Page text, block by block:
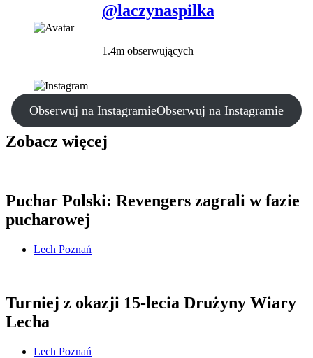
@laczynaspilka
1.4m obserwujących
Obserwuj na InstagramieObserwuj na Instagramie
Zobacz więcej
Puchar Polski: Revengers zagrali w fazie
pucharowej
Lech Poznań
Turniej z okazji 15-lecia Drużyny Wiary
Lecha
Lech Poznań